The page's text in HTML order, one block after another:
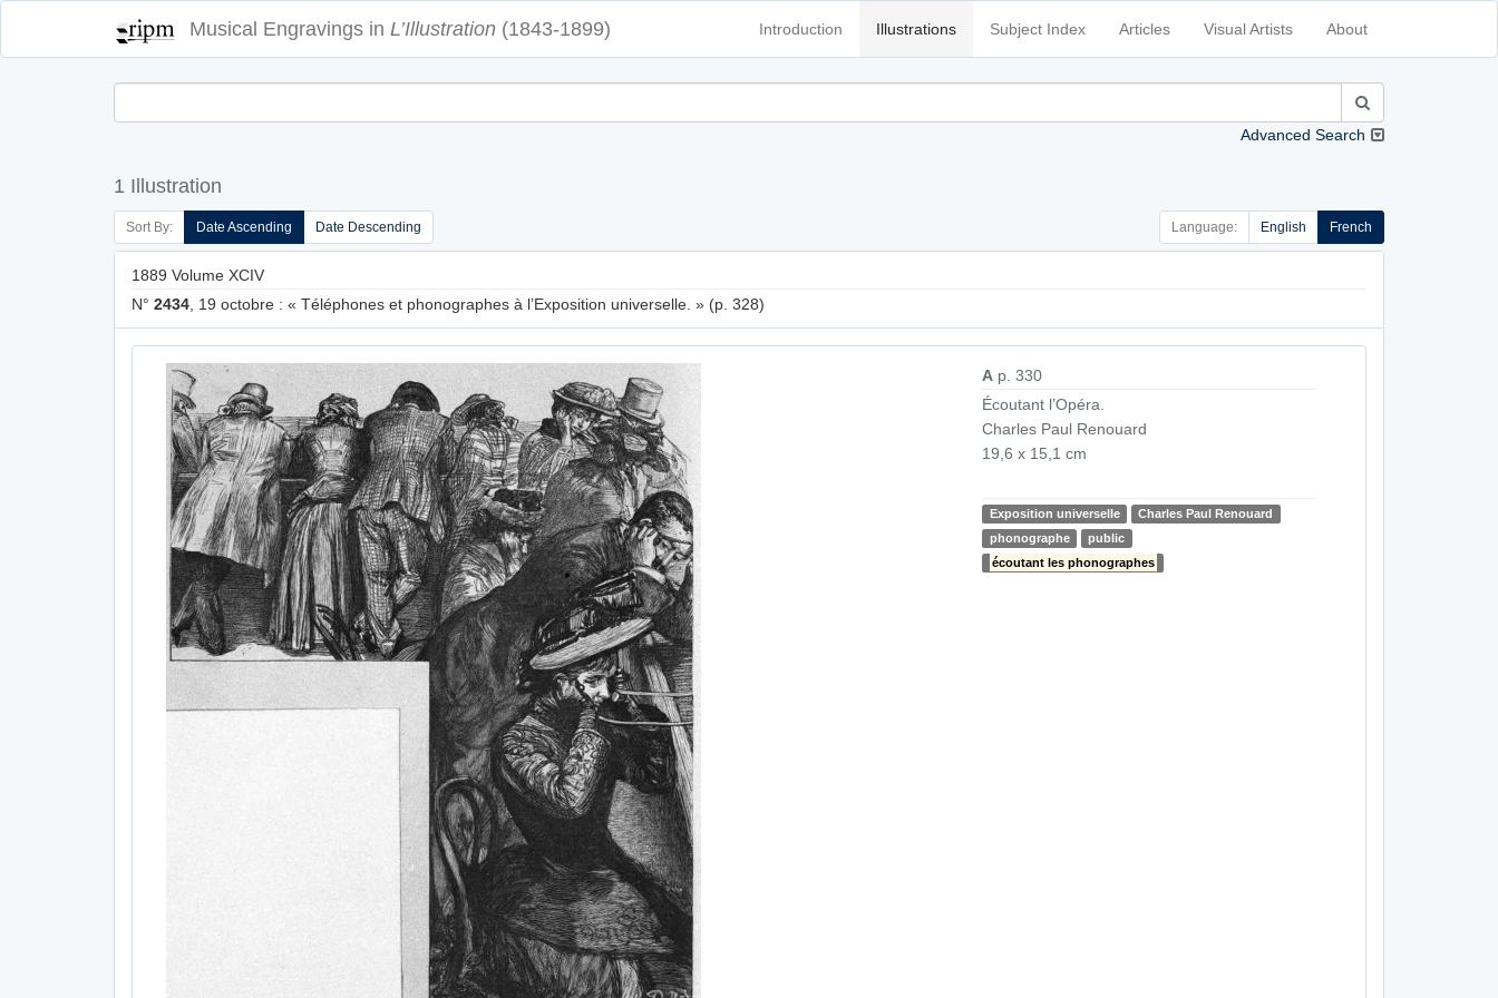
Musical Engravings in L’Illustration (1843-1899) Introduction Illustrations Subject Index Articles Visual Artists About
Advanced Search
1 Illustration
Sort By: Date Ascending Date Descending Language: English French
1889 Volume XCIV
N° 2434 , 19 octobre : « Téléphones et phonographes à l’Exposition universelle. » (p. 328)
A p. 330
Écoutant l’Opéra.
Charles Paul Renouard
19,6 x 15,1 cm
Exposition universelle
Charles Paul Renouard
phonographe
public
écoutant les phonographes